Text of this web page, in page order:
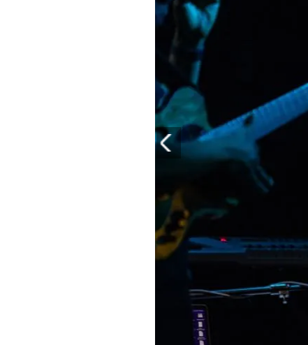
RADIO
PLAYLIST
NEWS
FOTO
EVENTI
VIDEO
PRINCIPATO